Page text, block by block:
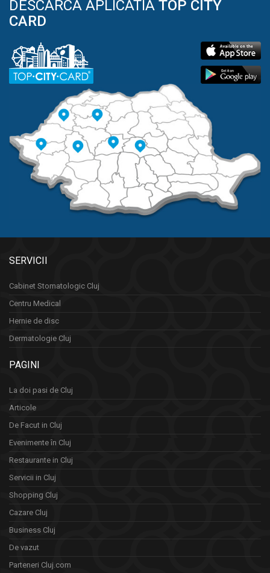
DESCARCA APLICATIA TOP CITY
CARD
SERVICII
Cabinet Stomatologic Cluj
Centru Medical
Hernie de disc
Dermatologie Cluj
PAGINI
La doi pasi de Cluj
Articole
De Facut in Cluj
Evenimente în Cluj
Restaurante in Cluj
Servicii in Cluj
Shopping Cluj
Cazare Cluj
Business Cluj
De vazut
Parteneri Cluj.com